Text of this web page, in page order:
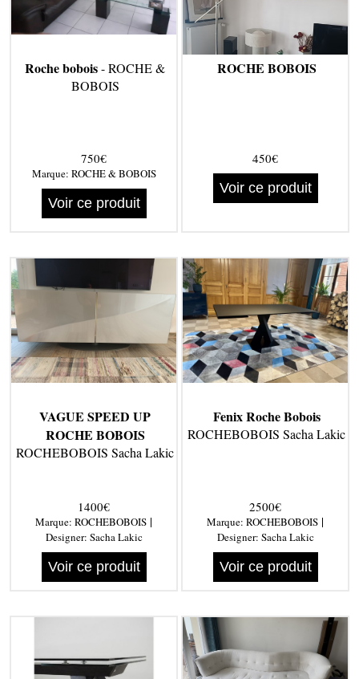
Roche bobois- ROCHE &
BOBOIS
750€
Marque: ROCHE & BOBOIS
Voir ce produit
ROCHE BOBOIS
450€
Voir ce produit
VAGUE SPEED UP
ROCHE BOBOIS
ROCHEBOBOIS Sacha Lakic
1400€
Marque: ROCHEBOBOIS |
Designer: Sacha Lakic
Voir ce produit
Fenix Roche Bobois
ROCHEBOBOIS Sacha Lakic
2500€
Marque: ROCHEBOBOIS |
Designer: Sacha Lakic
Voir ce produit